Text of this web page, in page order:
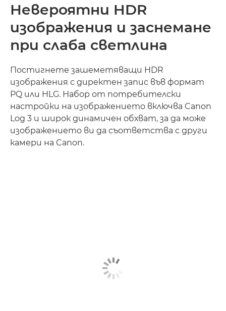
Невероятни HDR
изображения и заснемане
при слаба светлина
Постигнете зашеметяващи HDR
изображения с директен запис във формат
PQ или HLG. Набор от потребителски
настройки на изображението включва Canon
Log 3 и широк динамичен обхват, за да може
изображението ви да съответства с други
камери на Canon.